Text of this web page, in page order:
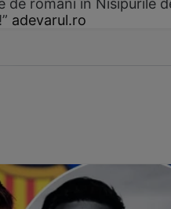
de români în Nisipurile
adevarul.ro